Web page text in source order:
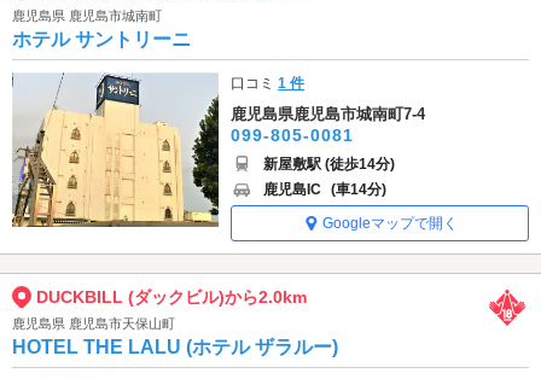
鹿児島県 鹿児島市城南町
ホテル サントリーニ
口コミ1 件
鹿児島県鹿児島市城南町7-4
099-805-0081
新屋敷駅 (徒歩14分)
鹿児島IC (車14分)
Googleマップで開く
DUCKBILL (ダックビル)から2.0km
鹿児島県 鹿児島市天保山町
HOTEL THE LALU (ホテル ザラルー)